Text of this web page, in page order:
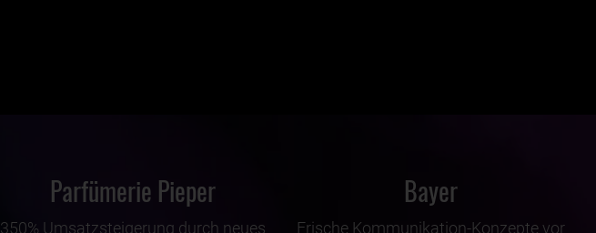
Parfümerie Pieper
350% Umsatzsteigerung durch neues
Bayer
Frische Kommunikation-Konzepte vor